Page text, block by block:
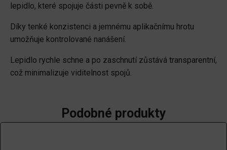
lepidlo, které spojuje části pevně k sobě.
Díky tenké konzistenci a jemnému aplikačnímu hrotu
umožňuje kontrolované nanášení.
Lepidlo rychle schne a po zaschnutí zůstává transparentní,
což minimalizuje viditelnost spojů.
Podobné produkty